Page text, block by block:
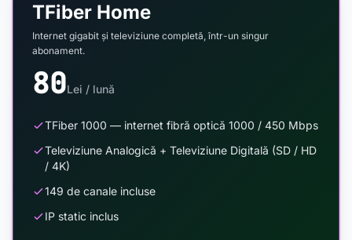
TFiber Home
Internet gigabit și televiziune completă, într-un singur
abonament.
80Lei / lună
TFiber 1000 — internet fibră optică 1000 / 450 Mbps
Televiziune Analogică + Televiziune Digitală (SD / HD
/ 4K)
149 de canale incluse
IP static inclus